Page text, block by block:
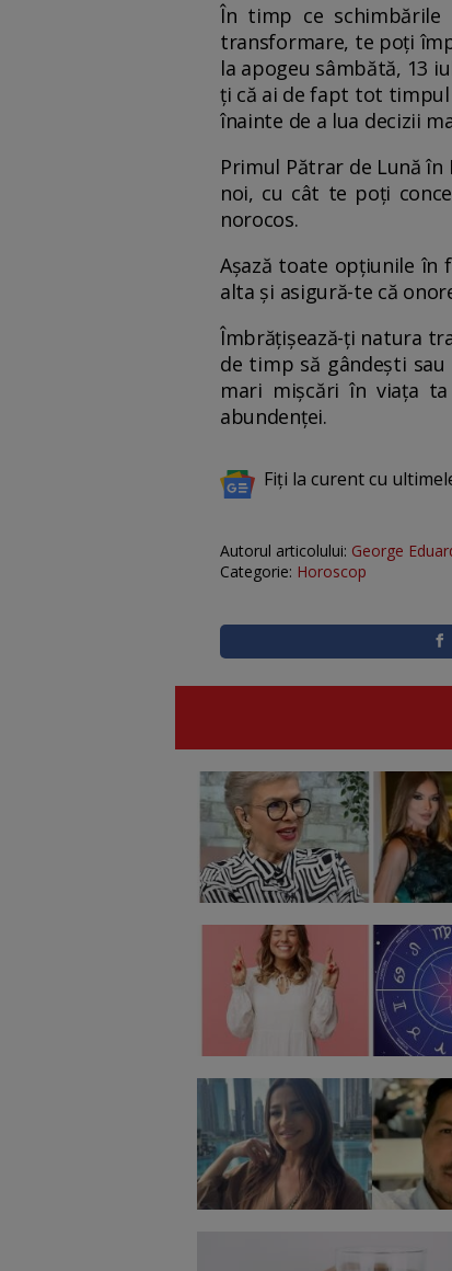
În timp ce
transformare, te poți
la apogeu sâmbătă, 13
ți că ai de fapt tot timpul
înainte de a lua decizii
Primul Pătrar de Lună
noi, cu cât te poți
norocos.
Așază toate opțiunile în
alta și asigură-te că
Îmbrățișează-ți natura
de timp să gândești
mari mișcări în viața
abundenței.
Fiți la curent cu
Autorul articolului: George
Categorie: Horoscop